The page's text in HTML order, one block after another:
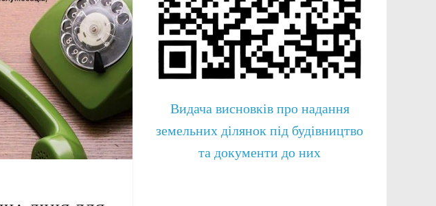
Видача висновків про надання
земельних ділянок під будівництво
та документи до них